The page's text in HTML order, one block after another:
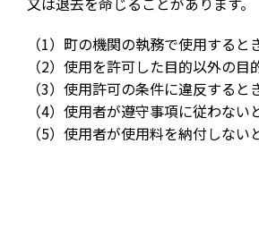
（1）町の機関の執務で使用すると
（2）使用を許可した目的以外の目
（3）使用許可の条件に違反すると
（4）使用者が遵守事項に従わない
（5）使用者が使用料を納付しない